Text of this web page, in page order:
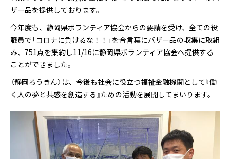
ザー品を提供しております。
今年度も、静岡県ボランティア協会からの要請を受け、全ての役
職員で「コロナに負けるな！！」を合言葉にバザー品の収集に取組
み、751点を集約し11/16に静岡県ボランティア協会へ提供する
ことができました。
〈静岡ろうきん〉は、今後も社会に役立つ福祉金融機関として『働
く人の夢と共感を創造する』ための活動を展開してまいります。